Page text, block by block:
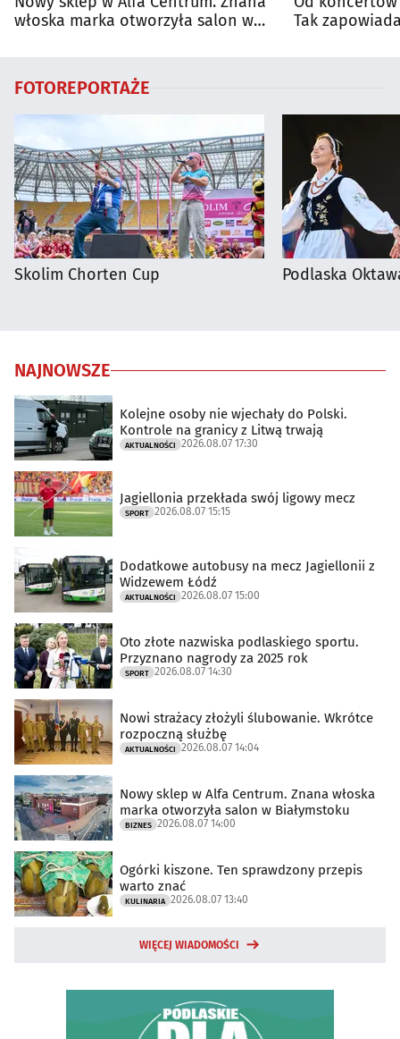
włoska marka otworzyła salon w
Tak
FOTOREPORTAŻE
Skolim Chorten Cup Podlaska
NAJNOWSZE
Kolejne osoby nie wjechały do Polski.
Kontrole na granicy z Litwą trwają
AKTUALNOŚCI 2026.08.07 17:30
Jagiellonia przekłada swój ligowy mecz
SPORT 2026.08.07 15:15
Dodatkowe autobusy na mecz Jagiellonii z
Widzewem Łódź
AKTUALNOŚCI 2026.08.07 15:00
Oto złote nazwiska podlaskiego sportu.
Przyznano nagrody za 2025 rok
SPORT 2026.08.07 14:30
Nowi strażacy złożyli ślubowanie. Wkrótce
rozpoczną służbę
AKTUALNOŚCI 2026.08.07 14:04
Nowy sklep w Alfa Centrum. Znana włoska
marka otworzyła salon w Białymstoku
BIZNES 2026.08.07 14:00
Ogórki kiszone. Ten sprawdzony przepis
warto znać
KULINARIA 2026.08.07 13:40
WIĘCEJ WIADOMOŚCI